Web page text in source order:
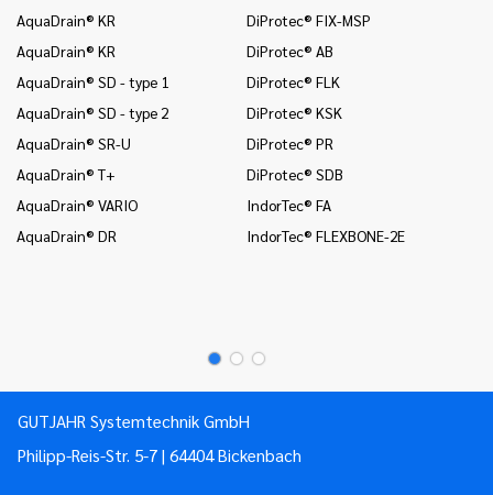
AquaDrain® KR
AquaDrain® KR
AquaDrain® SD - type 1
AquaDrain® SD - type 2
AquaDrain® SR-U
AquaDrain® T+
AquaDrain® VARIO
AquaDrain® DR
DiProtec® FIX-MSP
DiProtec® AB
DiProtec® FLK
DiProtec® KSK
DiProtec® PR
DiProtec® SDB
IndorTec® FA
IndorTec® FLEXBONE-2E
GUTJAHR Systemtechnik GmbH
Philipp-Reis-Str. 5-7 | 64404 Bickenbach